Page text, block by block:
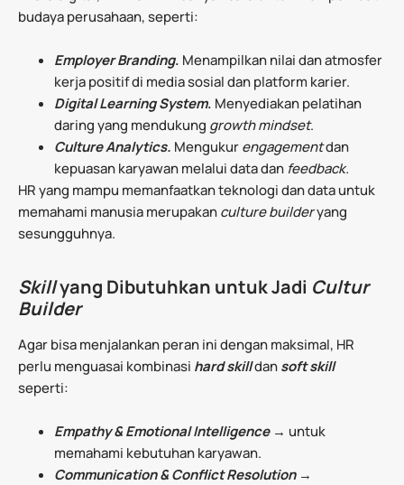
budaya perusahaan, seperti:
Employer Branding. Menampilkan nilai dan atmosfer
kerja positif di media sosial dan platform karier.
Digital Learning System. Menyediakan pelatihan
daring yang mendukung growth mindset.
Culture Analytics. Mengukurengagementdan
kepuasan karyawan melalui data dan feedback.
HR yang mampu memanfaatkan teknologi dan data untuk
memahami manusia merupakanculture builderyang
sesungguhnya.
Skillyang Dibutuhkan untuk Jadi Cultur
Builder
Agar bisa menjalankan peran ini dengan maksimal, HR
perlu menguasai kombinasi hard skilldansoft skill
seperti:
Empathy & Emotional Intelligence → untuk
memahami kebutuhan karyawan.
Communication & Conflict Resolution→